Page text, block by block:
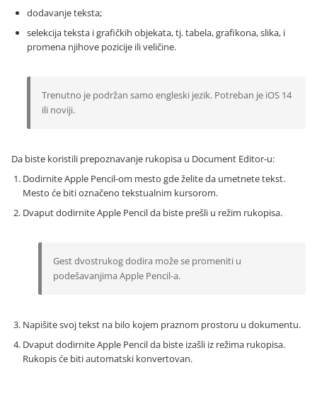
dodavanje teksta;
selekcija teksta i grafičkih objekata, tj. tabela, grafikona, slika, i
promena njihove pozicije ili veličine.
Trenutno je podržan samo engleski jezik. Potreban je iOS 14
ili noviji.
Da biste koristili prepoznavanje rukopisa u Document Editor-u:
Dodirnite Apple Pencil-om mesto gde želite da umetnete tekst.
Mesto će biti označeno tekstualnim kursorom.
Dvaput dodirnite Apple Pencil da biste prešli u režim rukopisa.
Gest dvostrukog dodira može se promeniti u
podešavanjima Apple Pencil-a.
Napišite svoj tekst na bilo kojem praznom prostoru u dokumentu.
Dvaput dodirnite Apple Pencil da biste izašli iz režima rukopisa.
Rukopis će biti automatski konvertovan.